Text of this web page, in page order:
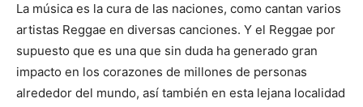
La música es la cura de las naciones, como cantan varios
artistas Reggae en diversas canciones. Y el Reggae por
supuesto que es una que sin duda ha generado gran
impacto en los corazones de millones de personas
alrededor del mundo, así también en esta lejana localidad